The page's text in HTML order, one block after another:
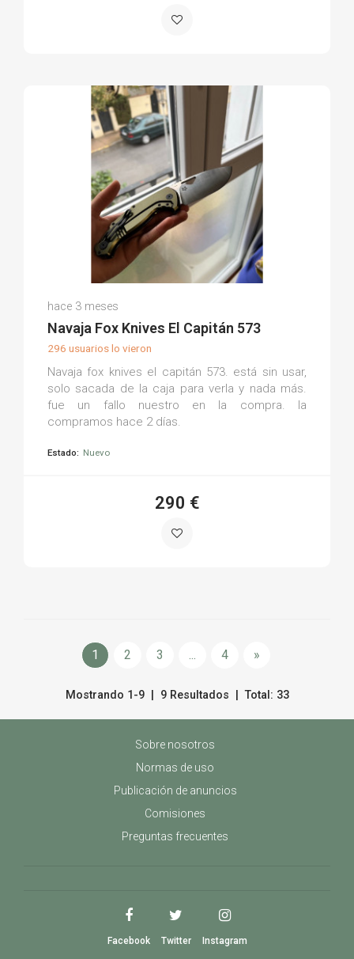
hace 3 meses
Navaja Fox Knives El Capitán 573
296 usuarios lo vieron
Navaja fox knives el capitán 573. está sin usar,
solo sacada de la caja para verla y nada más.
fue un fallo nuestro en la compra. la
compramos hace 2 días.
Estado: Nuevo
290 €
1 2 3 ... 4 »
Mostrando 1-9 | 9 Resultados | Total: 33
Sobre nosotros
Normas de uso
Publicación de anuncios
Comisiones
Preguntas frecuentes
Facebook Twitter Instagram